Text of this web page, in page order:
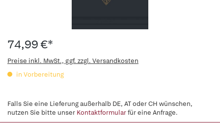
74,99 €*
Preise inkl. MwSt., ggf. zzgl. Versandkosten
in Vorbereitung
Falls Sie eine Lieferung außerhalb DE, AT oder CH wünschen,
nutzen Sie bitte unser Kontaktformularfür eine Anfrage.